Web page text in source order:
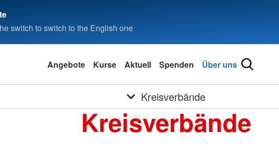
switch to switch to the English one
Angebote Kurse Aktuell Spenden Über uns
Kreisverbände
Kreisverbände